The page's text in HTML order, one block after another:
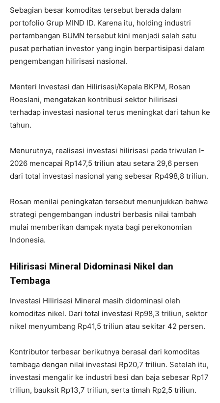
Sebagian besar komoditas tersebut berada dalam
portofolio Grup MIND ID. Karena itu, holding industri
pertambangan BUMN tersebut kini menjadi salah satu
pusat perhatian investor yang ingin berpartisipasi dalam
pengembangan hilirisasi nasional.
Menteri Investasi dan Hilirisasi/Kepala BKPM, Rosan
Roeslani, mengatakan kontribusi sektor hilirisasi
terhadap investasi nasional terus meningkat dari tahun ke
tahun.
Menurutnya, realisasi investasi hilirisasi pada triwulan I-
2026 mencapai Rp147,5 triliun atau setara 29,6 persen
dari total investasi nasional yang sebesar Rp498,8 triliun.
Rosan menilai peningkatan tersebut menunjukkan bahwa
strategi pengembangan industri berbasis nilai tambah
mulai memberikan dampak nyata bagi perekonomian
Indonesia.
Hilirisasi Mineral Didominasi Nikel dan
Tembaga
Investasi Hilirisasi Mineral masih didominasi oleh
komoditas nikel. Dari total investasi Rp98,3 triliun, sektor
nikel menyumbang Rp41,5 triliun atau sekitar 42 persen.
Kontributor terbesar berikutnya berasal dari komoditas
tembaga dengan nilai investasi Rp20,7 triliun. Setelah itu,
investasi mengalir ke industri besi dan baja sebesar Rp17
triliun, bauksit Rp13,7 triliun, serta timah Rp2,5 triliun.